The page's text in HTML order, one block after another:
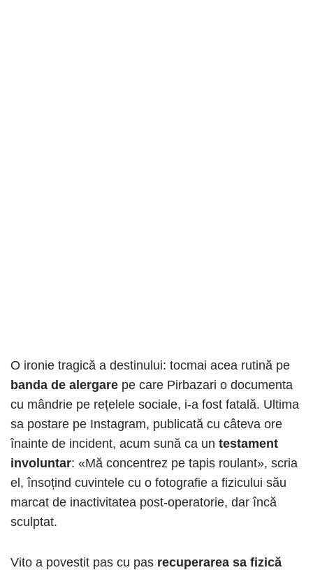
O ironie tragică a destinului: tocmai acea rutină pe
banda de alergare pe care Pirbazari o documenta
cu mândrie pe rețelele sociale, i-a fost fatală. Ultima
sa postare pe Instagram, publicată cu câteva ore
înainte de incident, acum sună ca un testament
involuntar: «Mă concentrez pe tapis roulant», scria
el, însoțind cuvintele cu o fotografie a fizicului său
marcat de inactivitatea post-operatorie, dar încă
sculptat.
Vito a povestit pas cu pas recuperarea sa fizică